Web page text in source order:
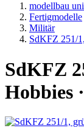
modellbau
Fertigmodelle
Militär
SdKFZ 251/
SdKFZ
Hobbies